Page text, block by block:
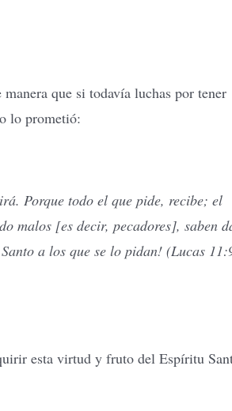
que si todavía luchas por tener
lo prometió:
Porque todo el que pide, recibe; el
malos [es decir, pecadores], saben
a los que se lo pidan! (Lucas
esta virtud y fruto del Espíritu